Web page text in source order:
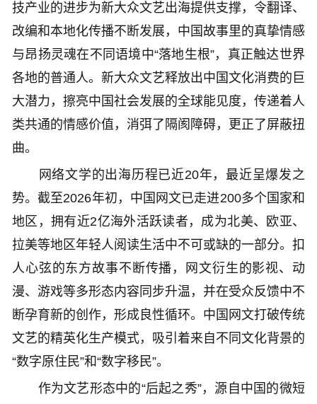
技产业的进步为新大众文艺出海提供支撑，令翻译、
改编和本地化传播不断发展，中国故事里的真挚情感
与昂扬灵魂在不同语境中“落地生根”，真正触达世界
各地的普通人。新大众文艺释放出中国文化消费的巨
大潜力，擦亮中国社会发展的全球能见度，传递着人
类共通的情感价值，消弭了隔阂障碍，更正了屏蔽扭
曲。
网络文学的出海历程已近20年，最近呈爆发之
势。截至2026年初，中国网文已走进200多个国家和
地区，拥有近2亿海外活跃读者，成为北美、欧亚、
拉美等地区年轻人阅读生活中不可或缺的一部分。扣
人心弦的东方故事不断传播，网文衍生的影视、动
漫、游戏等多形态内容同步升温，并在受众反馈中不
断孕育新的创作，形成良性循环。中国网文打破传统
文艺的精英化生产模式，吸引着来自不同文化背景的
“数字原住民”和“数字移民”。
作为文艺形态中的“后起之秀”，源自中国的微短